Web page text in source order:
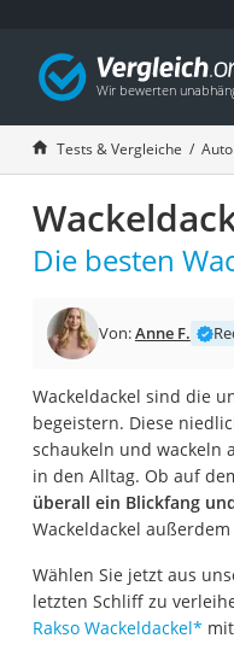
Tests & Vergleiche
Die besten
Von:Anne F.
Wackeldackel sind die
begeistern. Diese
schaukeln und wackeln
in den Alltag. Ob auf
überall ein Blickfang
Wackeldackel
Wählen Sie jetzt aus
letzten Schliff zu
Rakso Wackeldackel*